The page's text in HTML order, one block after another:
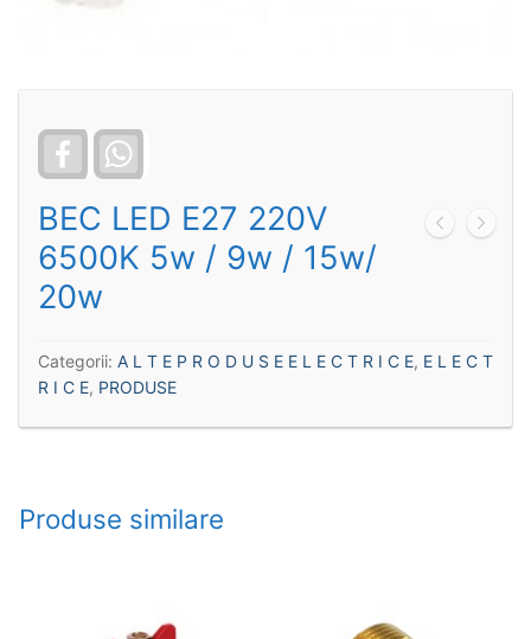
Facebook
BEC LED E27 220V
6500K 5w / 9w / 15w/
20w
Categorii: A L T E P R O D U S E E L E C T R I C E, E L E C T
R I C E, PRODUSE
Produse similare